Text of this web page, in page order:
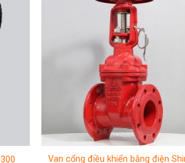
Van cổng điều khiển bằng điện